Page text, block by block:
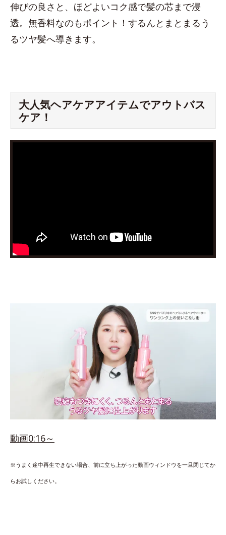
伸びの良さと、ほどよいコク感で髪の芯まで浸
透。無香料なのもポイント！するんとまとまるう
るツヤ髪へ導きます。
大人気ヘアケアアイテムでアウトバス
ケア！
動画0:16～
※うまく途中再生できない場合、前に立ち上がった動画ウィンドウを一旦閉じてか
らお試しください。